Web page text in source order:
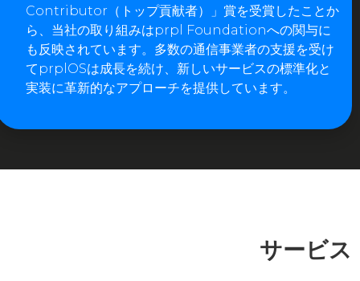
Contributor（トップ貢献者）」賞を受賞したことか
ら、当社の取り組みはprpl Foundationへの関与に
も反映されています。多数の通信事業者の支援を受け
てprplOSは成長を続け、新しいサービスの標準化と
実装に革新的なアプローチを提供しています。
サービス